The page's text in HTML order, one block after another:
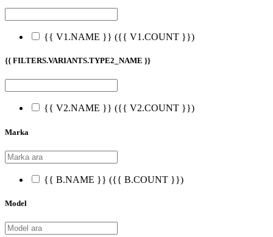
{{ V1.NAME }} ({{ V1.COUNT }})
{{ FILTERS.VARIANTS.TYPE2_NAME }}
{{ V2.NAME }} ({{ V2.COUNT }})
Marka
{{ B.NAME }} ({{ B.COUNT }})
Model